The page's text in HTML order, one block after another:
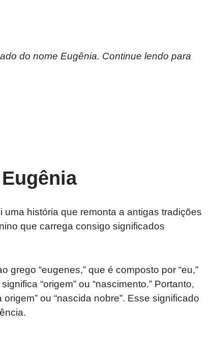
do nome Eugênia. Continue lendo para
história que remonta a antigas tradições
que carrega consigo significados
“eugenes,” que é composto por “eu,”
“origem” ou “nascimento.” Portanto,
ou “nascida nobre”. Esse significado